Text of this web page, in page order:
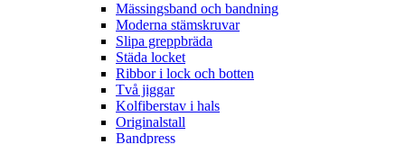
Mässingsband och bandning
Moderna stämskruvar
Slipa greppbräda
Städa locket
Ribbor i lock och botten
Två jiggar
Kolfiberstav i hals
Originalstall
Bandpress